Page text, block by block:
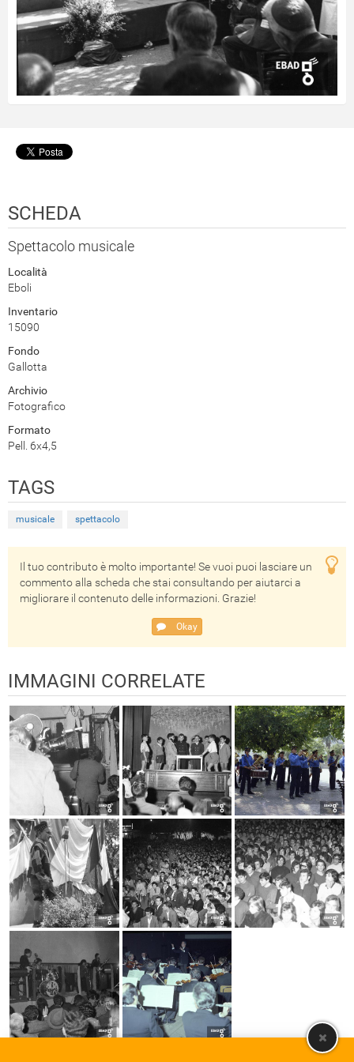
SCHEDA
Spettacolo musicale
Località
Eboli
Inventario
15090
Fondo
Gallotta
Archivio
Fotografico
Formato
Pell. 6x4,5
TAGS
musicale spettacolo
Il tuo contributo è molto importante! Se vuoi puoi lasciare un
commento alla scheda che stai consultando per aiutarci a
migliorare il contenuto delle informazioni. Grazie!
Okay
IMMAGINI CORRELATE